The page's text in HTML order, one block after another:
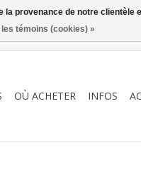
OÙ ACHETER INFOS
provenance de notre
témoins (cookies) »